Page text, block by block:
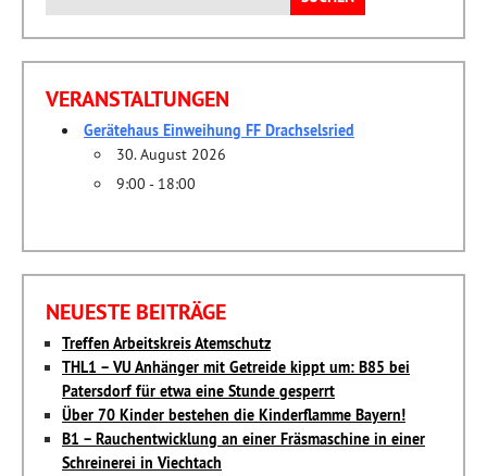
nach:
VERANSTALTUNGEN
Gerätehaus Einweihung FF Drachselsried
30. August 2026
9:00 - 18:00
NEUESTE BEITRÄGE
Treffen Arbeitskreis Atemschutz
THL1 – VU Anhänger mit Getreide kippt um: B85 bei
Patersdorf für etwa eine Stunde gesperrt
Über 70 Kinder bestehen die Kinderflamme Bayern!
B1 – Rauchentwicklung an einer Fräsmaschine in einer
Schreinerei in Viechtach